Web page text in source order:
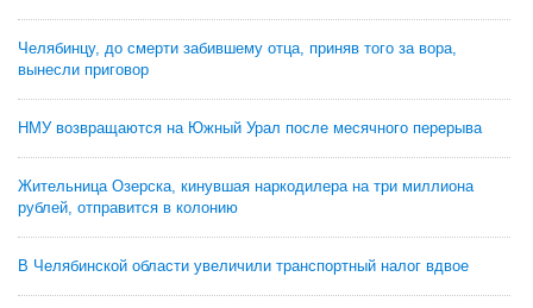
Челябинцу, до смерти забившему отца, приняв того за вора,
вынесли приговор
НМУ возвращаются на Южный Урал после месячного перерыва
Жительница Озерска, кинувшая наркодилера на три миллиона
рублей, отправится в колонию
В Челябинской области увеличили транспортный налог вдвое